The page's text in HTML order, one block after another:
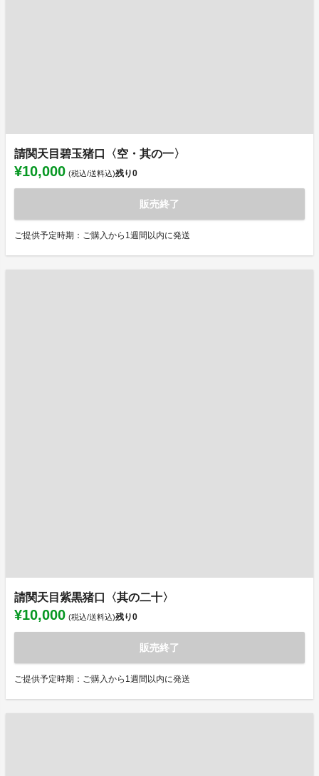
請関天目碧玉猪口〈空・其の一〉
¥10,000 (税込/送料込)残り0
販売終了
ご提供予定時期：ご購入から1週間以内に発送
請関天目紫黒猪口〈其の二十〉
¥10,000 (税込/送料込)残り0
販売終了
ご提供予定時期：ご購入から1週間以内に発送